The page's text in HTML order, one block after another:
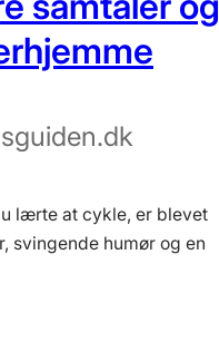
lærte at cykle, er blevet
svingende humør og en